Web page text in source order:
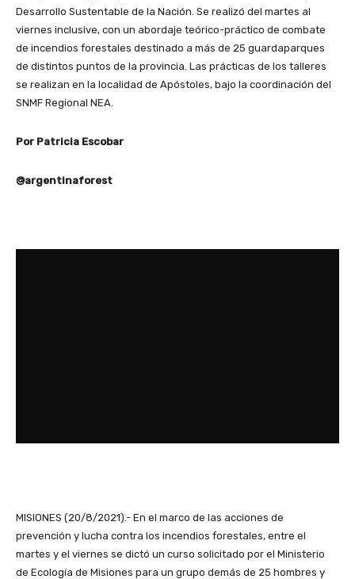
Desarrollo Sustentable de la Nación. Se realizó del martes al
viernes inclusive, con un abordaje teórico-práctico de combate
de incendios forestales destinado a más de 25 guardaparques
de distintos puntos de la provincia. Las prácticas de los talleres
se realizan en la localidad de Apóstoles, bajo la coordinación del
SNMF Regional NEA.
Por Patricia Escobar
@argentinaforest
MISIONES (20/8/2021).- En el marco de las acciones de
prevención y lucha contra los incendios forestales, entre el
martes y el viernes se dictó un curso solicitado por el Ministerio
de Ecología de Misiones para un grupo demás de 25 hombres y